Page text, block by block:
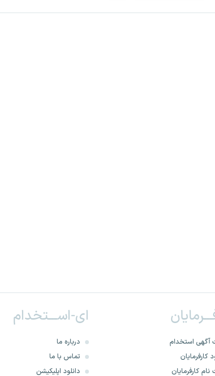
آگهی استخدام
کارفرمایان
نام کارفرمایان
ای-اســـتخدام
درباره ما
تماس با ما
دانلود اپلیکیشن